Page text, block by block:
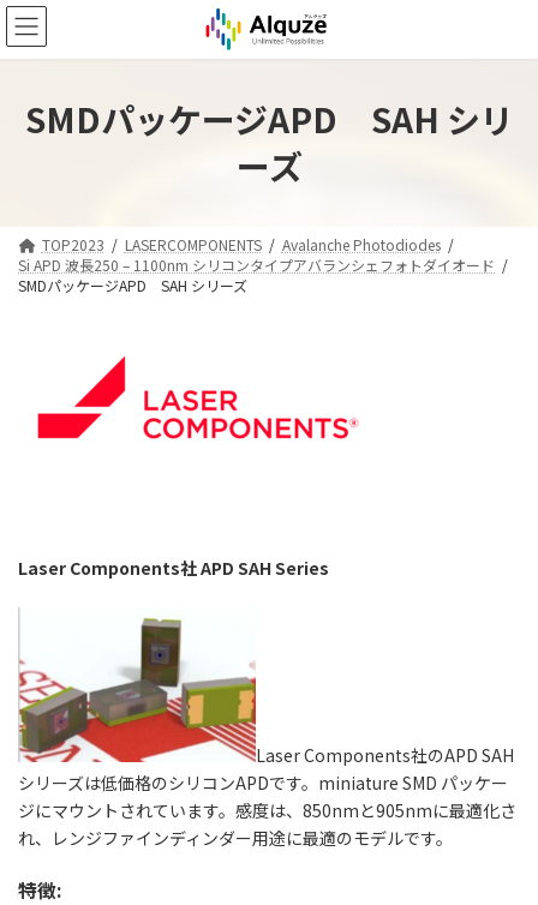
コ
ン
テ
ナ
ビ
ゲ
SMDパッケージAPD SAH シリ
ーズ
TOP2023 LASERCOMPONENTS
Avalanche Photodiodes
Si APD 波長250 – 1100nm シリコンタイプアバランシェフォトダイオード
SMDパッケージAPD SAH シリーズ
Laser Components社 APD SAH Series
Laser Components社のAPD SAH
シリーズは低価格のシリコンAPDです。miniature SMD パッケー
ジにマウントされています。感度は、850nmと905nmに最適化さ
れ、レンジファインディンダー用途に最適のモデルです。
特徴: